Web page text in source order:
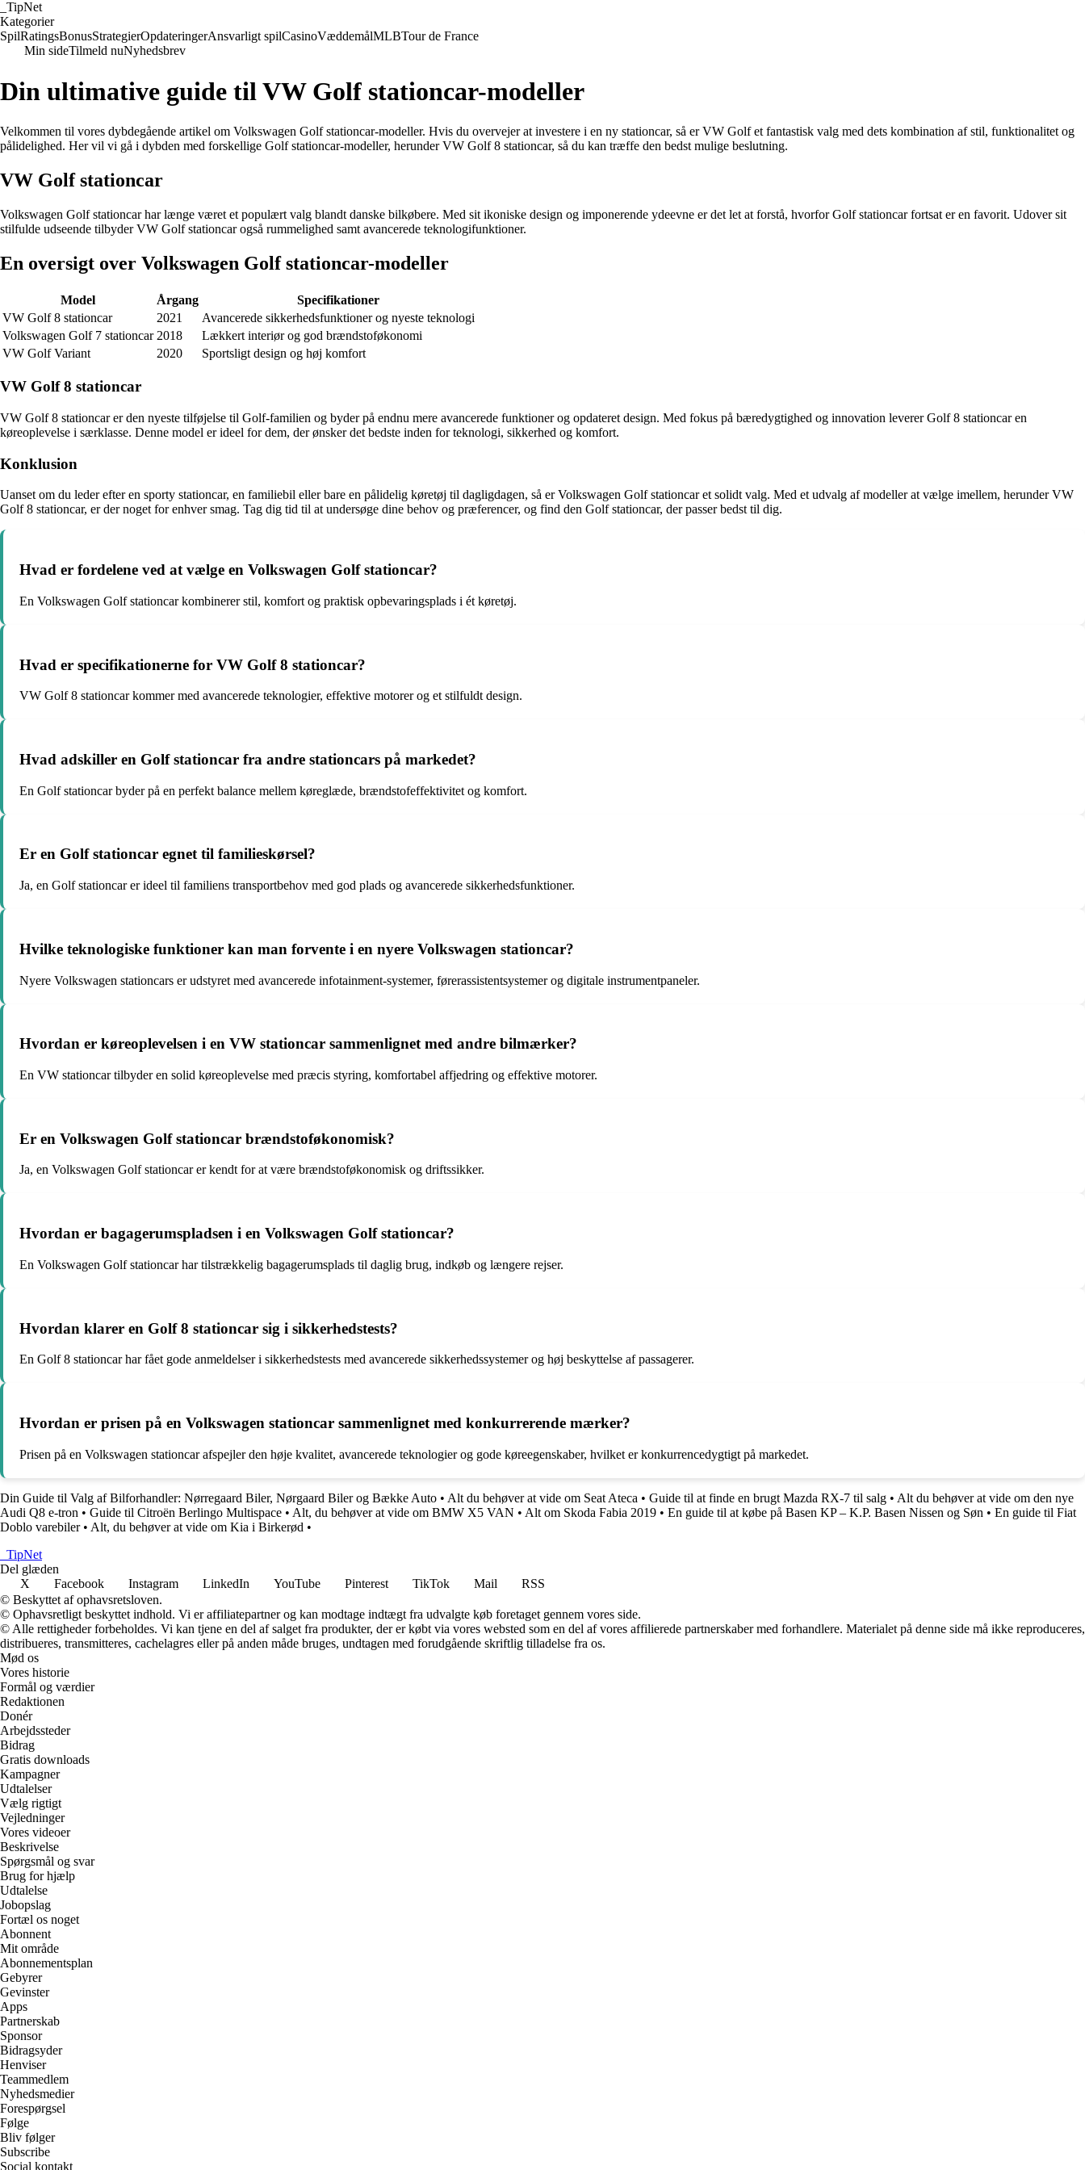
TipNet
Kategorier
SpilRatingsBonusStrategierOpdateringerAnsvarligt spilCasinoVæddemålMLBTour de France
Min sideTilmeld nuNyhedsbrev
Din ultimative guide til VW Golf stationcar-modeller
Velkommen til vores dybdegående artikel om Volkswagen Golf stationcar-modeller. Hvis du overvejer at investere i en ny stationcar, så er VW Golf et fantastisk valg med dets kombination af stil, funktionalitet og
pålidelighed. Her vil vi gå i dybden med forskellige Golf stationcar-modeller, herunder VW Golf 8 stationcar, så du kan træffe den bedst mulige beslutning.
VW Golf stationcar
Volkswagen Golf stationcar har længe været et populært valg blandt danske bilkøbere. Med sit ikoniske design og imponerende ydeevne er det let at forstå, hvorfor Golf stationcar fortsat er en favorit. Udover sit
stilfulde udseende tilbyder VW Golf stationcar også rummelighed samt avancerede teknologifunktioner.
En oversigt over Volkswagen Golf stationcar-modeller
Model Årgang
Specifikationer
VW Golf 8 stationcar
2021
Avancerede sikkerhedsfunktioner og nyeste teknologi
Volkswagen Golf 7 stationcar 2018
Lækkert interiør og god brændstoføkonomi
VW Golf Variant
2020 Sportsligt design og høj komfort
VW Golf 8 stationcar
VW Golf 8 stationcar er den nyeste tilføjelse til Golf-familien og byder på endnu mere avancerede funktioner og opdateret design. Med fokus på bæredygtighed og innovation leverer Golf 8 stationcar en
køreoplevelse i særklasse. Denne model er ideel for dem, der ønsker det bedste inden for teknologi, sikkerhed og komfort.
Konklusion
Uanset om du leder efter en sporty stationcar, en familiebil eller bare en pålidelig køretøj til dagligdagen, så er Volkswagen Golf stationcar et solidt valg. Med et udvalg af modeller at vælge imellem, herunder VW
Golf 8 stationcar, er der noget for enhver smag. Tag dig tid til at undersøge dine behov og præferencer, og find den Golf stationcar, der passer bedst til dig.
Hvad er fordelene ved at vælge en Volkswagen Golf stationcar?
En Volkswagen Golf stationcar kombinerer stil, komfort og praktisk opbevaringsplads i ét køretøj.
Hvad er specifikationerne for VW Golf 8 stationcar?
VW Golf 8 stationcar kommer med avancerede teknologier, effektive motorer og et stilfuldt design.
Hvad adskiller en Golf stationcar fra andre stationcars på markedet?
En Golf stationcar byder på en perfekt balance mellem køreglæde, brændstofeffektivitet og komfort.
Er en Golf stationcar egnet til familieskørsel?
Ja, en Golf stationcar er ideel til familiens transportbehov med god plads og avancerede sikkerhedsfunktioner.
Hvilke teknologiske funktioner kan man forvente i en nyere Volkswagen stationcar?
Nyere Volkswagen stationcars er udstyret med avancerede infotainment-systemer, førerassistentsystemer og digitale instrumentpaneler.
Hvordan er køreoplevelsen i en VW stationcar sammenlignet med andre bilmærker?
En VW stationcar tilbyder en solid køreoplevelse med præcis styring, komfortabel affjedring og effektive motorer.
Er en Volkswagen Golf stationcar brændstoføkonomisk?
Ja, en Volkswagen Golf stationcar er kendt for at være brændstoføkonomisk og driftssikker.
Hvordan er bagagerumspladsen i en Volkswagen Golf stationcar?
En Volkswagen Golf stationcar har tilstrækkelig bagagerumsplads til daglig brug, indkøb og længere rejser.
Hvordan klarer en Golf 8 stationcar sig i sikkerhedstests?
En Golf 8 stationcar har fået gode anmeldelser i sikkerhedstests med avancerede sikkerhedssystemer og høj beskyttelse af passagerer.
Hvordan er prisen på en Volkswagen stationcar sammenlignet med konkurrerende mærker?
Prisen på en Volkswagen stationcar afspejler den høje kvalitet, avancerede teknologier og gode køreegenskaber, hvilket er konkurrencedygtigt på markedet.
Din Guide til Valg af Bilforhandler: Nørregaard Biler, Nørgaard Biler og Bække Auto • Alt du behøver at vide om Seat Ateca • Guide til at finde en brugt Mazda RX-7 til salg • Alt du behøver at vide om den nye
Audi Q8 e-tron • Guide til Citroën Berlingo Multispace • Alt, du behøver at vide om BMW X5 VAN • Alt om Skoda Fabia 2019 • En guide til at købe på Basen KP – K.P. Basen Nissen og Søn • En guide til Fiat
Doblo varebiler• Alt, du behøver at vide om Kia i Birkerød •
TipNet
Del glæden
X
Facebook Instagram LinkedIn YouTube Pinterest TikTok Mail
RSS
© Beskyttet af ophavsretsloven.
© Ophavsretligt beskyttet indhold. Vi er affiliatepartner og kan modtage indtægt fra udvalgte køb foretaget gennem vores side.
© Alle rettigheder forbeholdes. Vi kan tjene en del af salget fra produkter, der er købt via vores websted som en del af vores affilierede partnerskaber med forhandlere. Materialet på denne side må ikke reproduceres,
distribueres, transmitteres, cachelagres eller på anden måde bruges, undtagen med forudgående skriftlig tilladelse fra os.
Mød os
Vores historie
Formål og værdier
Redaktionen
Donér
Arbejdssteder
Bidrag
Gratis downloads
Kampagner
Udtalelser
Vælg rigtigt
Vejledninger
Vores videoer
Beskrivelse
Spørgsmål og svar
Brug for hjælp
Udtalelse
Jobopslag
Fortæl os noget
Abonnent
Mit område
Abonnementsplan
Gebyrer
Gevinster
Apps
Partnerskab
Sponsor
Bidragsyder
Henviser
Teammedlem
Nyhedsmedier
Forespørgsel
Følge
Bliv følger
Subscribe
Social kontakt